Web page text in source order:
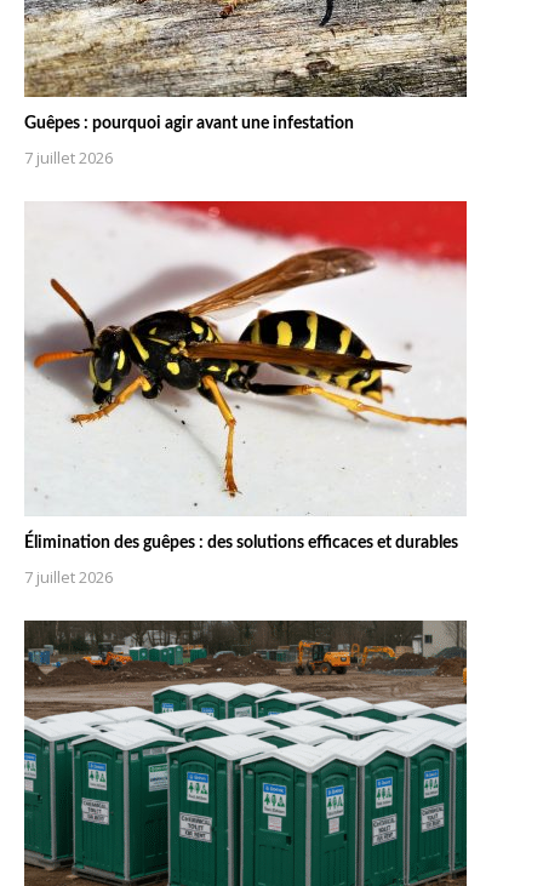
Guêpes : pourquoi agir avant une infestation
7 juillet 2026
Élimination des guêpes : des solutions efficaces et durables
7 juillet 2026